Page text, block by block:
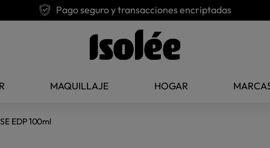
Pago seguro y transacciones encriptadas
MAQUILLAJE HOGAR
EDP 100ml